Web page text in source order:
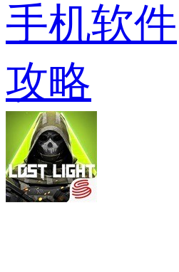
手机软件
攻略